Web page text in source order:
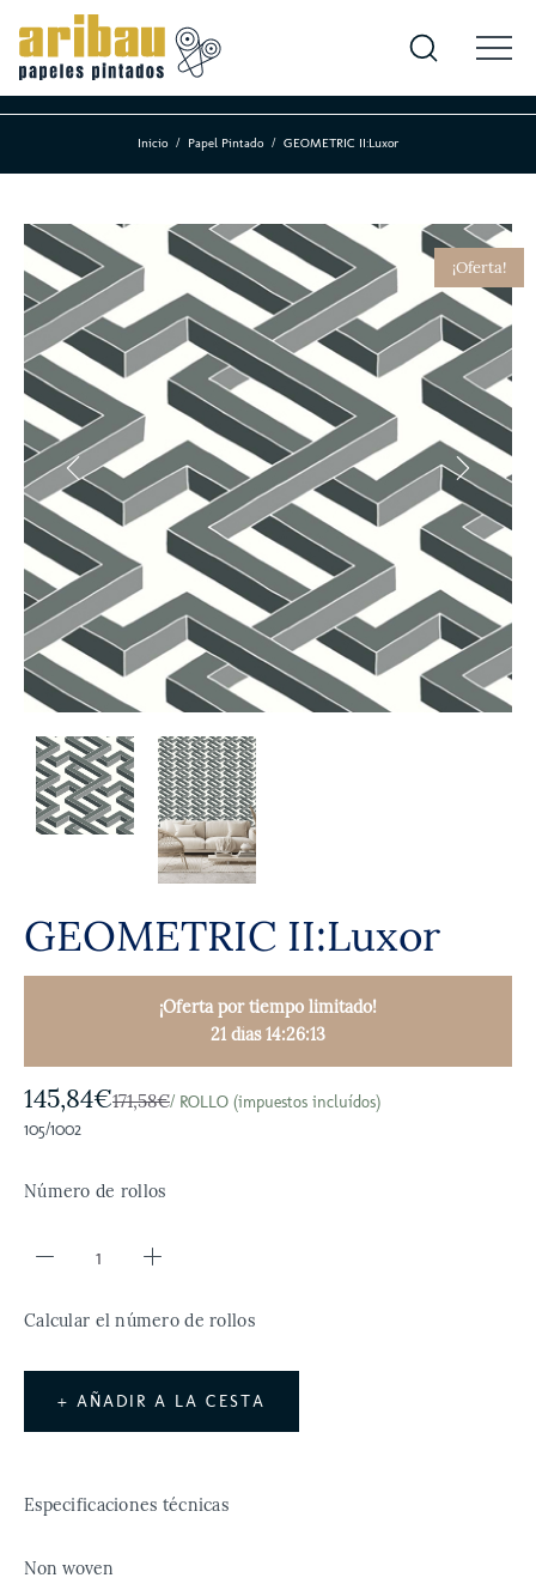
Inicio Papel Pintado GEOMETRIC II:Luxor
¡Oferta!
GEOMETRIC II:Luxor
¡Oferta por tiempo limitado!
21 días 14:26:12
145,84€171,58€/ ROLLO (impuestos incluídos)
105/1002
Número de rollos
Calcular el número de rollos
+ AÑADIR A LA CESTA
Especificaciones técnicas
Non woven